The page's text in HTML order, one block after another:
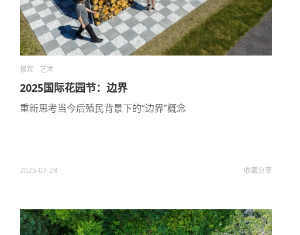
景观 艺术
2025国际花园节：边界
重新思考当今后殖民背景下的“边界”概念
2025-07-28 收藏分享